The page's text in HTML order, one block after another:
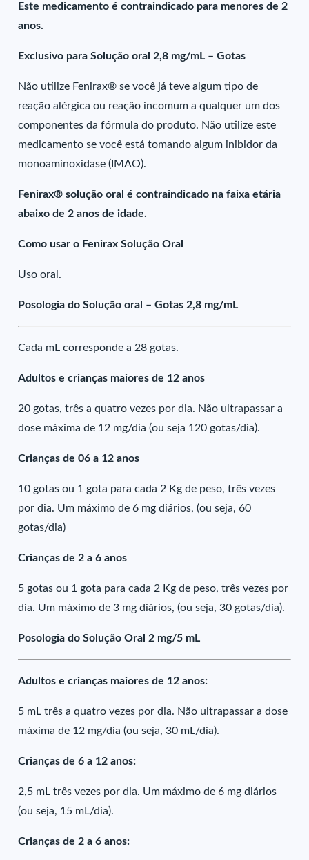
Este medicamento é contraindicado para menores de 2
anos.
Exclusivo para Solução oral 2,8 mg/mL – Gotas
Não utilize Fenirax® se você já teve algum tipo de
reação alérgica ou reação incomum a qualquer um dos
componentes da fórmula do produto. Não utilize este
medicamento se você está tomando algum inibidor da
monoaminoxidase (IMAO).
Fenirax® solução oral é contraindicado na faixa etária
abaixo de 2 anos de idade.
Como usar o Fenirax Solução Oral
Uso oral.
Posologia do Solução oral – Gotas 2,8 mg/mL
Cada mL corresponde a 28 gotas.
Adultos e crianças maiores de 12 anos
20 gotas, três a quatro vezes por dia. Não ultrapassar a
dose máxima de 12 mg/dia (ou seja 120 gotas/dia).
Crianças de 06 a 12 anos
10 gotas ou 1 gota para cada 2 Kg de peso, três vezes
por dia. Um máximo de 6 mg diários, (ou seja, 60
gotas/dia)
Crianças de 2 a 6 anos
5 gotas ou 1 gota para cada 2 Kg de peso, três vezes por
dia. Um máximo de 3 mg diários, (ou seja, 30 gotas/dia).
Posologia do Solução Oral 2 mg/5 mL
Adultos e crianças maiores de 12 anos:
5 mL três a quatro vezes por dia. Não ultrapassar a dose
máxima de 12 mg/dia (ou seja, 30 mL/dia).
Crianças de 6 a 12 anos:
2,5 mL três vezes por dia. Um máximo de 6 mg diários
(ou seja, 15 mL/dia).
Crianças de 2 a 6 anos: